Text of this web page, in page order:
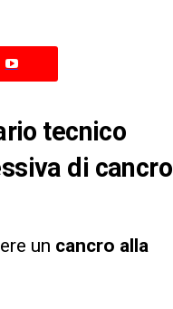
tecnico
di cancro
un cancro alla